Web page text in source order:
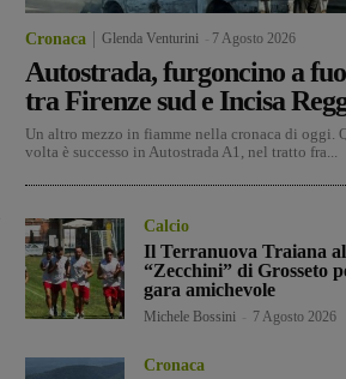
Cronaca Glenda Venturini 7 Agosto 2026
Autostrada, furgoncino a
tra Firenze sud e Incisa
Un altro mezzo in fiamme nella cronaca di oggi.
volta è successo in Autostrada A1, nel tratto fra...
Calcio
Il Terranuova Traiana
“Zecchini” di Grosseto
gara amichevole
Michele Bossini 7 Agosto 2026
Cronaca